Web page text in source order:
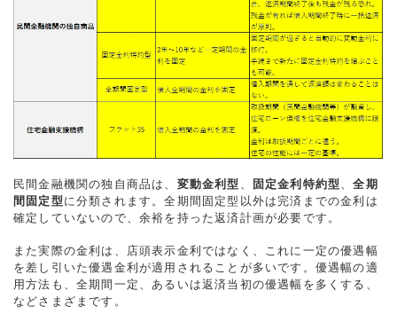
民間金融機関の独自商品は、 変動金利型 固定金利特約型 、全期
間固定型 に分類されます。全期間固定型以外は完済までの金利は
確定していないので、余裕を持った返済計画が必要です。
また実際の金利は、店頭表示金利ではなく、これに一定の優遇幅
を差し引いた優遇金利が適用されることが多いです。優遇幅の適
用方法も、全期間一定、あるいは返済当初の優遇幅を多くする、
などさまざまです。